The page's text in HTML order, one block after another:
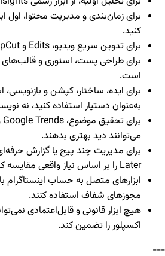
کنید.
برای تدوین سریع ویدیو، Edits و CapCut دو انتخاب مهم هستند.
است.
برای ایده، ساختار، کپشن و
به‌عنوان دستیار استفاده کنید، نه
می‌توانند دید بهتری بدهند.
Later را بر اساس نیاز واقعی مقایسه کنید.
ابزارهای متصل به حساب اینستاگرام
مجوزهای شفاف استفاده کنند.
هیچ ابزار قانونی و قابل‌اعتمادی
اکسپلور را تضمین کند.
---